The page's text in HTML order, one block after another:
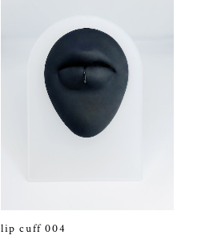
lip cuff 004